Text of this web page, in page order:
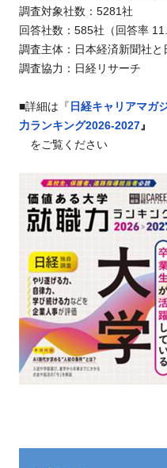
調査対象社数：5281社
回答社数：585社（回答率
調査主体：日本経済新聞社と
調査協力：日経リサーチ
■詳細は『 日経キャリアマ
力ランキング2026-2027』
をご覧ください